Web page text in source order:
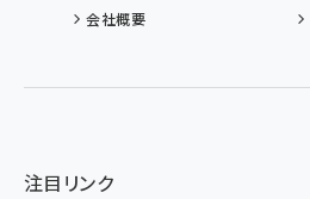
会社概要
注目リンク